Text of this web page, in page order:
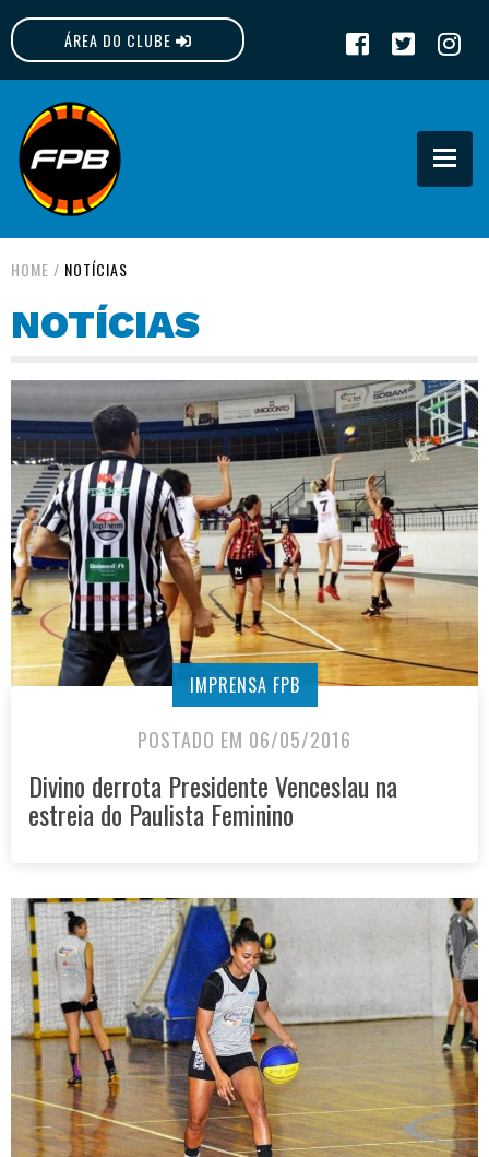
ÁREA DO CLUBE
FPB
HOME / NOTÍCIAS
NOTÍCIAS
IMPRENSA FPB
POSTADO EM 06/05/2016
Divino derrota Presidente Venceslau na
estreia do Paulista Feminino